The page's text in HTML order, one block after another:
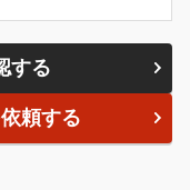
する
頼する